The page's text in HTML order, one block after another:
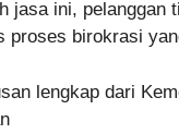
jasa ini, pelanggan
proses birokrasi
lengkap dari